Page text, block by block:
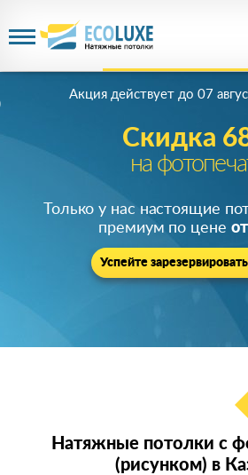
Скидка
на
Акция действует до 07
Только у нас настоящие
премиум по цене
Успейте
Натяжные потолки с
(рисунком) в